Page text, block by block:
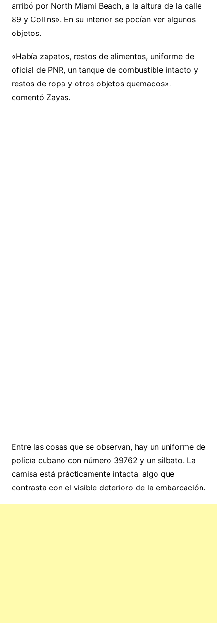
arribó por North Miami Beach, a la altura de la calle
89 y Collins». En su interior se podían ver algunos
objetos.
«Había zapatos, restos de alimentos, uniforme de
oficial de PNR, un tanque de combustible intacto y
restos de ropa y otros objetos quemados»,
comentó Zayas.
Entre las cosas que se observan, hay un uniforme de
policía cubano con número 39762 y un silbato. La
camisa está prácticamente intacta, algo que
contrasta con el visible deterioro de la embarcación.